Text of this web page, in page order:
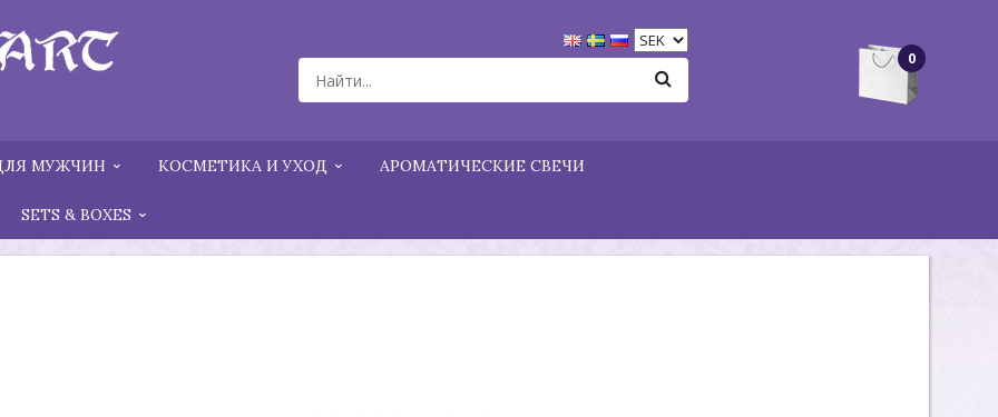
0
МУЖЧИН КОСМЕТИКА И УХОД АРОМАТИЧЕСКИЕ СВЕЧИ
SETS & BOXES